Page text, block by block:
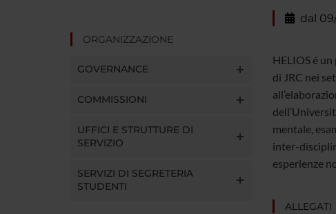
ORGANIZZAZIONE
GOVERNANCE
COMMISSIONI
UFFICI E STRUTTURE DI
SERVIZIO
SERVIZI DI SEGRETERIA
STUDENTI
dal
HELIOS é
di JRC nei
mentale,
inter-
esperienze
ALLEGATI